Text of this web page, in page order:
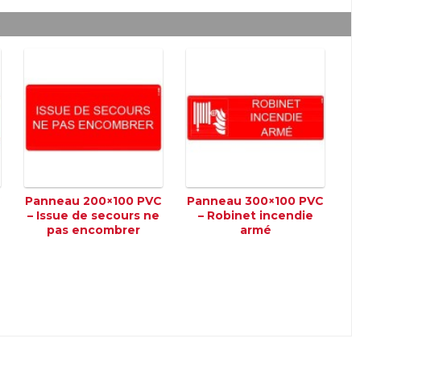
Panneau 200×100 PVC
– Issue de secours ne
pas encombrer
Panneau 300×100 PVC
– Robinet incendie
armé